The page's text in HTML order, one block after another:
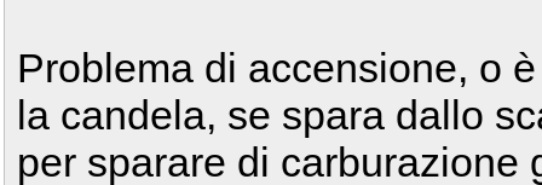
Problema di accensione, o
la candela, se spara dallo
per sparare di carburazione